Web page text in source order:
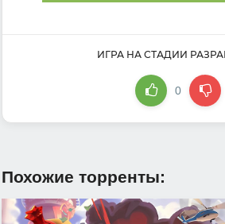
ИГРА НА СТАДИИ
0
Похожие торренты: